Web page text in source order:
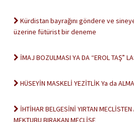
Kürdistan bayrağını göndere ve
üzerine fütürist bir deneme
İMAJ BOZULMASI YA DA “EROL TAŞ”
HÜSEYİN MASKELİ YEZİTLİK Ya da
İHTİHAR BELGESİNİ YIRTAN
MEKTUBU BIRAKAN MECLİSE